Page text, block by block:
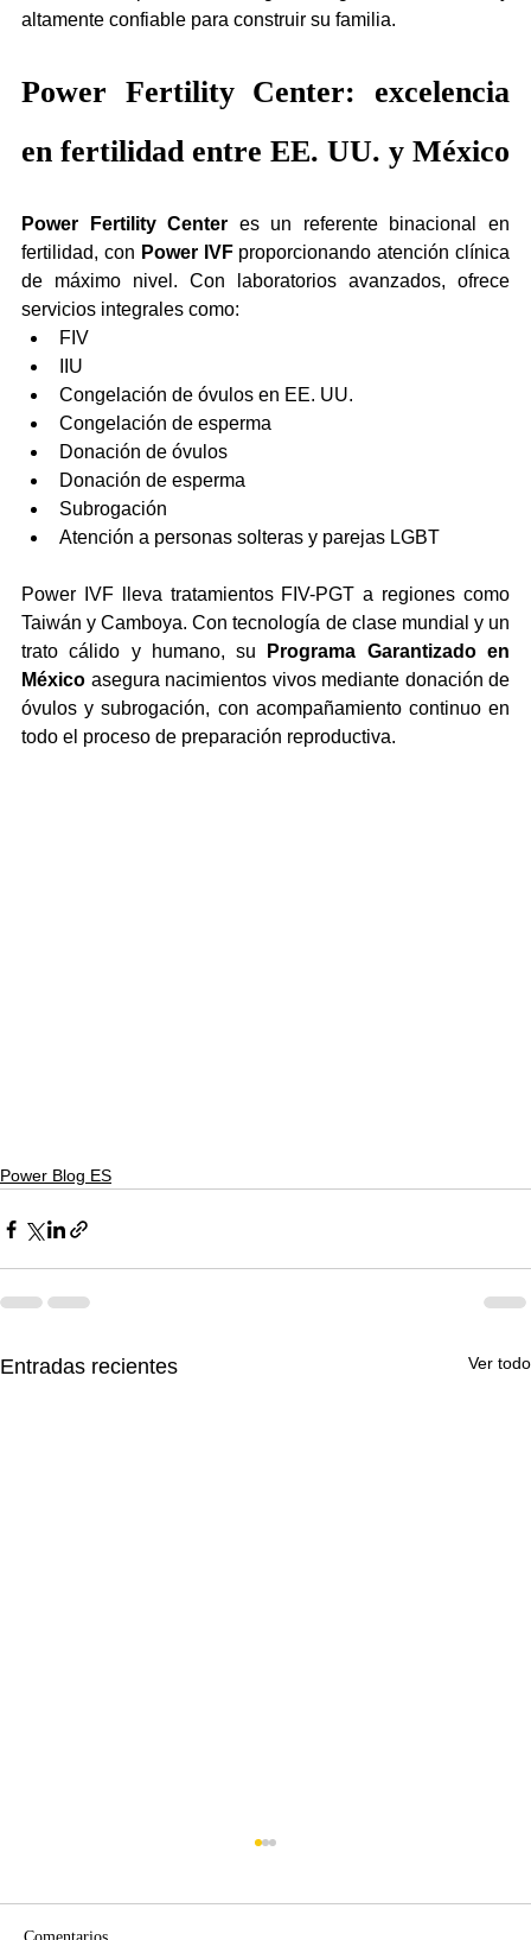
altamente confiable para construir su familia.
Power Fertility Center: excelencia
en fertilidad entre EE. UU. y México
Power Fertility Center es un referente binacional en
fertilidad, con Power IVF proporcionando atención clínica
de máximo nivel. Con laboratorios avanzados, ofrece
servicios integrales como:
FIV
IIU
Congelación de óvulos en EE. UU.
Congelación de esperma
Donación de óvulos
Donación de esperma
Subrogación
Atención a personas solteras y parejas LGBT
Power IVF lleva tratamientos FIV-PGT a regiones como
Taiwán y Camboya. Con tecnología de clase mundial y un
trato cálido y humano, su
Programa Garantizado en
México asegura nacimientos vivos mediante donación de
óvulos y subrogación, con acompañamiento continuo en
todo el proceso de preparación reproductiva.
Power Blog ES
Entradas recientes Ver todo